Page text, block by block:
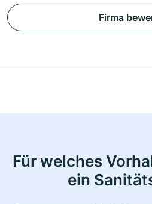
Firma
Für welches
ein